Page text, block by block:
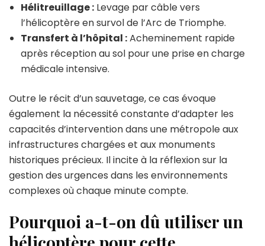
Hélitreuillage : Levage par câble vers
l’hélicoptère en survol de l’Arc de Triomphe.
Transfert à l’hôpital :Acheminement rapide
après réception au sol pour une prise en charge
médicale intensive.
Outre le récit d’un sauvetage, ce cas évoque
également la nécessité constante d’adapter les
capacités d’intervention dans une métropole aux
infrastructures chargées et aux monuments
historiques précieux. Il incite à la réflexion sur la
gestion des urgences dans les environnements
complexes où chaque minute compte.
Pourquoi a-t-on dû utiliser un